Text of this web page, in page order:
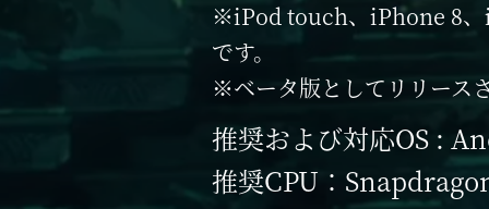
※iPod touch、iPhone 8、
です。
※ベータ版としてリリース
推奨および対応OS :
推奨CPU：